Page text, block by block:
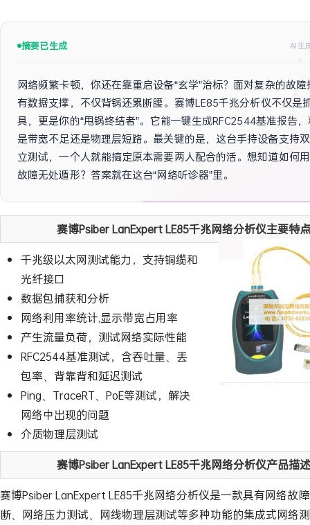
摘要已生成 AI生
网络频繁卡顿，你还在靠重启设备“玄学”治标？面对复杂的故
有数据支撑，不仅背锅还累断腰。赛博LE85千兆分析仪不仅是
具，更是你的“甩锅终结者”。它能一键生成RFC2544基准报告
是带宽不足还是物理层短路。最关键的是，这台手持设备支持
立测试，一个人就能搞定原本需要两人配合的活。想知道如何
故障无处遁形？答案就在这台“网络听诊器”里。
赛博Psiber LanExpert LE85千兆网络分析仪主要特
千兆级以太网测试能力，支持铜缆和
光纤接口
数据包捕获和分析
网络利用率统计,显示带宽占用率
产生流量负荷，测试网络实际性能
RFC2544基准测试，含吞吐量、丢
包率、背靠背和延迟测试
Ping、TraceRT、PoE等测试，解决
网络中出现的问题
介质物理层测试
赛博Psiber LanExpert LE85千兆网络分析仪产品描
赛博Psiber LanExpert LE85千兆网络分析仪是一款具有网络故
断、网络压力测试、网线物理层测试等多种功能的集成式网络